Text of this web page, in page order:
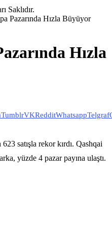
Saklıdır.
Pazarında Hızla Büyüyor
Hızla
TumblrVKRedditWhatsappTelgraf
satışla rekor kırdı. Qashqai
yüzde 4 pazar payına ulaştı.